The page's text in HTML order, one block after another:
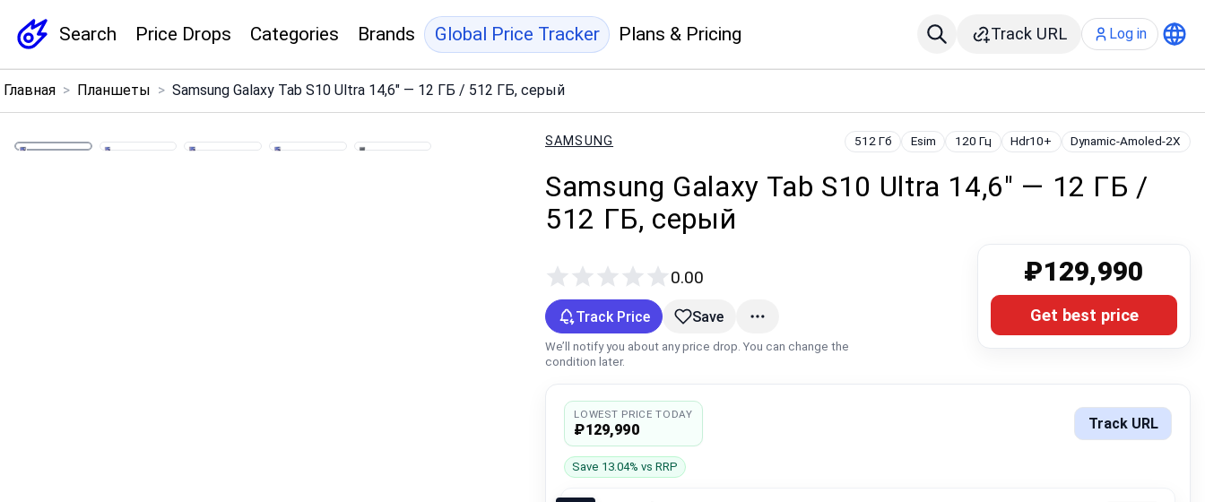
Search Price Drops Categories Brands Global Price Tracker Plans & Pricing Track URL Log in
Menu ×
Home
Главная > Планшеты > Samsung Galaxy Tab S10 Ultra 14,6" — 12 ГБ / 512 ГБ, серый
SAMSUNG 512 Гб Esim 120 Гц Hdr10+ Dynamic-Amoled-2X
Samsung Galaxy Tab S10 Ultra 14,6" — 12 ГБ /
512 ГБ, серый
0.00 ₽129,990
Get best price
Track Price Save
We’ll notify you about any price drop. You can change the
condition later.
LOWEST PRICE TODAY
₽129,990 Track URL
Save 13.04% vs RRP